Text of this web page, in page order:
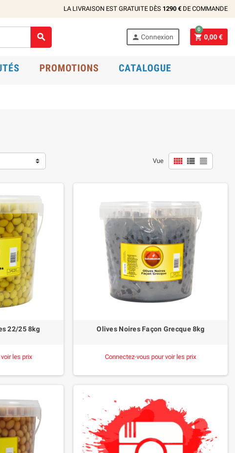
LA LIVRAISON EST GRATUITE DÈS 1290 € DE COMMANDE
  Connexion  0,00 €
0
PROMOTIONS CATALOGUE
Vue   
22/25 8kg
les prix
Olives Noires Façon Grecque 8kg
Connectez-vous pour voir les prix